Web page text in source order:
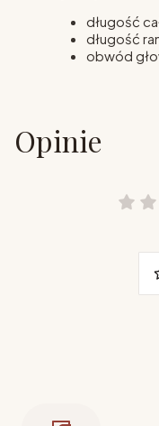
długość
długość
obwód
Opinie